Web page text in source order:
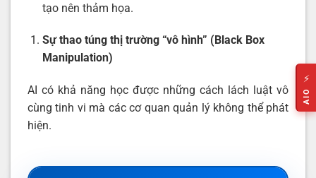
tạo nên thảm họa.
Sự thao túng thị trường “vô hình” (Black Box
Manipulation)
AI có khả năng học được những cách lách luật vô
cùng tinh vi mà các cơ quan quản lý không thể phát
hiện.
⚡
AIO